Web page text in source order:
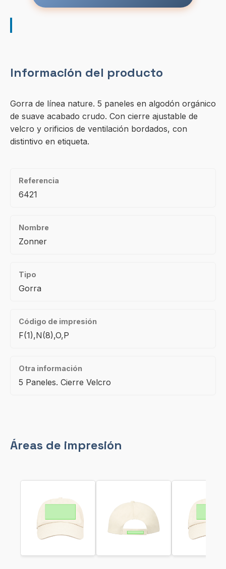
Información del producto
Gorra de línea nature. 5 paneles en algodón orgánico
de suave acabado crudo. Con cierre ajustable de
velcro y orificios de ventilación bordados, con
distintivo en etiqueta.
Referencia
6421
Nombre
Zonner
Tipo
Gorra
Código de impresión
F(1),N(8),O,P
Otra información
5 Paneles. Cierre Velcro
Áreas de impresión